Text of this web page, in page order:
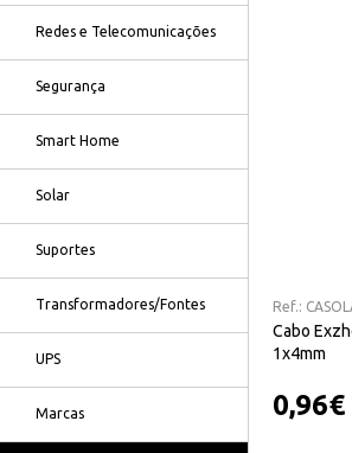
Redes e Telecomunicações
Segurança
Smart Home
Solar
Suportes
Transformadores/Fontes
UPS
Marcas
Ref.:
Cabo
1x4mm
0,96€